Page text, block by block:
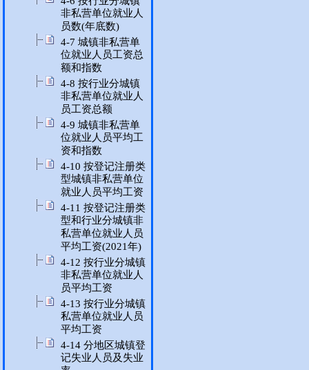
非私营单位就业人
员数(年底数)
4-7 城镇非私营单
位就业人员工资总
额和指数
4-8 按行业分城镇
非私营单位就业人
员工资总额
4-9 城镇非私营单
位就业人员平均工
资和指数
4-10 按登记注册类
型城镇非私营单位
就业人员平均工资
4-11 按登记注册类
型和行业分城镇非
私营单位就业人员
平均工资(2021年)
4-12 按行业分城镇
非私营单位就业人
员平均工资
4-13 按行业分城镇
私营单位就业人员
平均工资
4-14 分地区城镇登
记失业人员及失业